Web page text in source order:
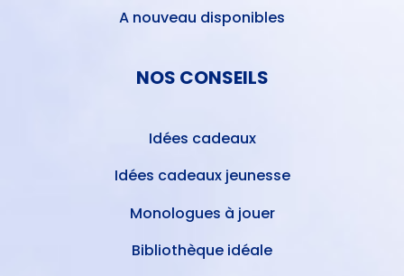
A nouveau disponibles
NOS CONSEILS
Idées cadeaux
Idées cadeaux jeunesse
Monologues à jouer
Bibliothèque idéale